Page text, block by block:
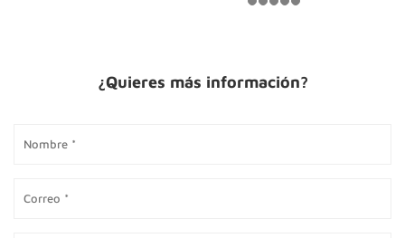
¿Quieres más información?